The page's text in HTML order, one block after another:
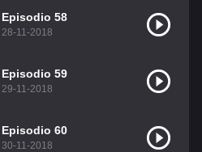
Episodio 58
28-11-2018
Episodio 59
29-11-2018
Episodio 60
30-11-2018